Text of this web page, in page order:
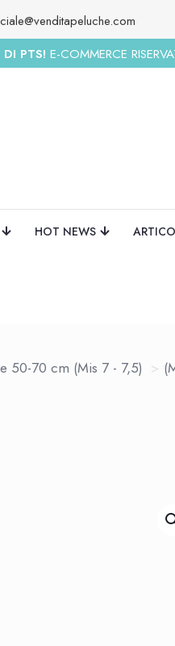
PTS! E-COMMERCE
HOT NEWS
50-70 cm (Mis 7 - 7,5) >